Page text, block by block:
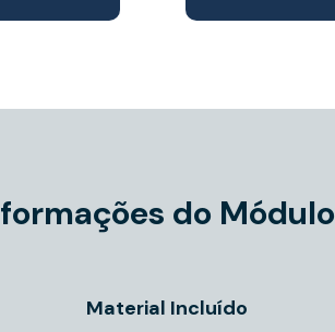
do Módulo
Material Incluído